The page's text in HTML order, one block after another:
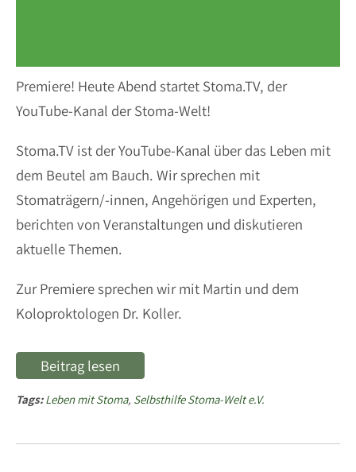
Premiere! Heute Abend startet Stoma.TV, der
YouTube-Kanal der Stoma-Welt!
Stoma.TV ist der YouTube-Kanal über das Leben mit
dem Beutel am Bauch. Wir sprechen mit
Stomaträgern/-innen, Angehörigen und Experten,
berichten von Veranstaltungen und diskutieren
aktuelle Themen.
Zur Premiere sprechen wir mit Martin und dem
Koloproktologen Dr. Koller.
Beitrag lesen
Tags:Leben mit Stoma, Selbsthilfe Stoma-Welt e.V.